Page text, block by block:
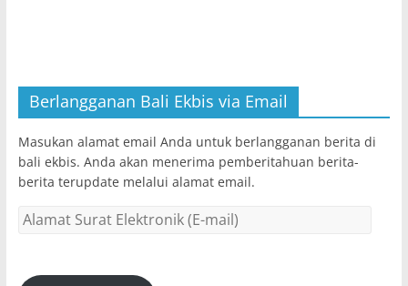
Berlangganan Bali Ekbis via Email
Masukan alamat email Anda untuk berlangganan berita di
bali ekbis. Anda akan menerima pemberitahuan berita-
berita terupdate melalui alamat email.
Alamat
(E-